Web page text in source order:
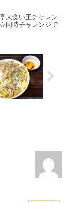
大食い王チャレン
同時チャレンジで